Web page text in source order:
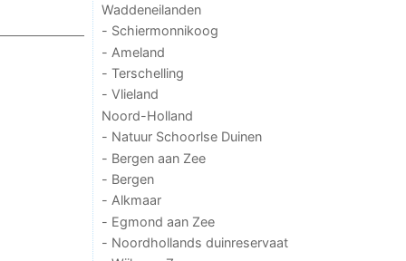
Waddeneilanden
- Schiermonnikoog
- Ameland
- Terschelling
- Vlieland
Noord-Holland
- Natuur Schoorlse Duinen
- Bergen aan Zee
- Bergen
- Alkmaar
- Egmond aan Zee
- Noordhollands duinreservaat